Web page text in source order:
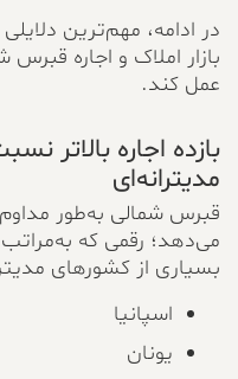
در ادامه، مهم‌ترین
بازار املاک و اجاره قبرس
عمل کند.
بازده اجاره بالاتر
مدیترانه‌ای
قبرس شمالی به‌طور مداوم
می‌دهد؛ رقمی که به‌مراتب
بسیاری از کشورهای
اسپانیا
یونان